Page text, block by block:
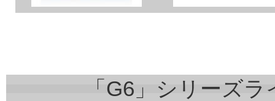
「G6」シリーズ